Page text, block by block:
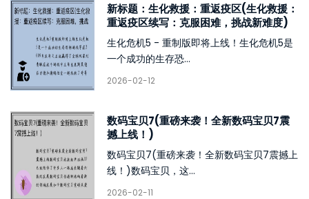
新标题：生化救援：重返疫区(生化救援：
重返疫区续写：克服困难，挑战新难度)
生化危机5 - 重制版即将上线！生化危机5是
一个成功的生存恐...
2026-02-12
数码宝贝7(重磅来袭！全新数码宝贝7震
撼上线！)
数码宝贝7(重磅来袭！全新数码宝贝7震撼上
线！)数码宝贝，这...
2026-02-11